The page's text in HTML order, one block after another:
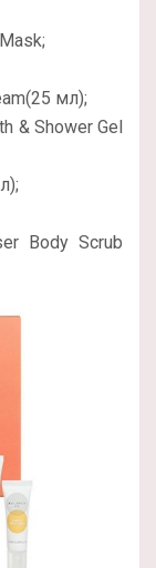
мл);
& Shower Gel
Body Scrub